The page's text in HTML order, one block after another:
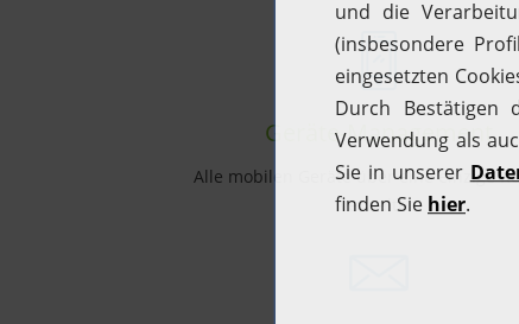
Geräte-Management
Alle mobilen Geräte über eine einzige
verwalten